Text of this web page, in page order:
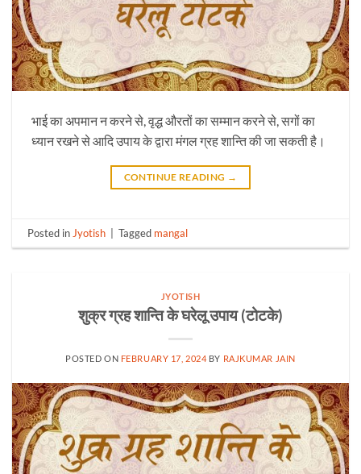
भाई का अपमान न करने से, वृद्ध औरतों का सम्मान करने से, सगों का
ध्यान रखने से आदि उपाय के द्वारा मंगल ग्रह शान्ति की जा सकती है।
CONTINUE READING →
Posted in Jyotish Tagged mangal
JYOTISH
शुक्र ग्रह शान्ति के घरेलू उपाय (टोटके)
POSTED ON FEBRUARY 17, 2024 BY RAJKUMAR JAIN